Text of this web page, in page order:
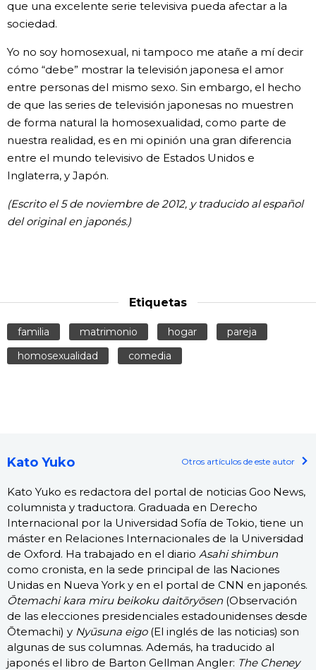
que una excelente serie televisiva pueda afectar a la
sociedad.
Yo no soy homosexual, ni tampoco me atañe a mí decir
cómo “debe” mostrar la televisión japonesa el amor
entre personas del mismo sexo. Sin embargo, el hecho
de que las series de televisión japonesas no muestren
de forma natural la homosexualidad, como parte de
nuestra realidad, es en mi opinión una gran diferencia
entre el mundo televisivo de Estados Unidos e
Inglaterra, y Japón.
(Escrito el 5 de noviembre de 2012, y traducido al español
del original en japonés.)
Etiquetas
familia matrimonio hogar
pareja
homosexualidad
comedia
Kato Yuko Otros artículos de este autor
Kato Yuko es redactora del portal de noticias Goo News,
columnista y traductora. Graduada en Derecho
Internacional por la Universidad Sofía de Tokio, tiene un
máster en Relaciones Internacionales de la Universidad
de Oxford. Ha trabajado en el diario Asahi shimbun
como cronista, en la sede principal de las Naciones
Unidas en Nueva York y en el portal de CNN en japonés.
Ōtemachi kara miru beikoku daitōryōsen(Observación
de las elecciones presidenciales estadounidenses desde
Ōtemachi) y Nyūsuna eigo(El inglés de las noticias) son
algunas de sus columnas. Además, ha traducido al
japonés el libro de Barton Gellman Angler: The Cheney